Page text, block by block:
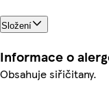
Složení
Informace o
Obsahuje siřičitany.